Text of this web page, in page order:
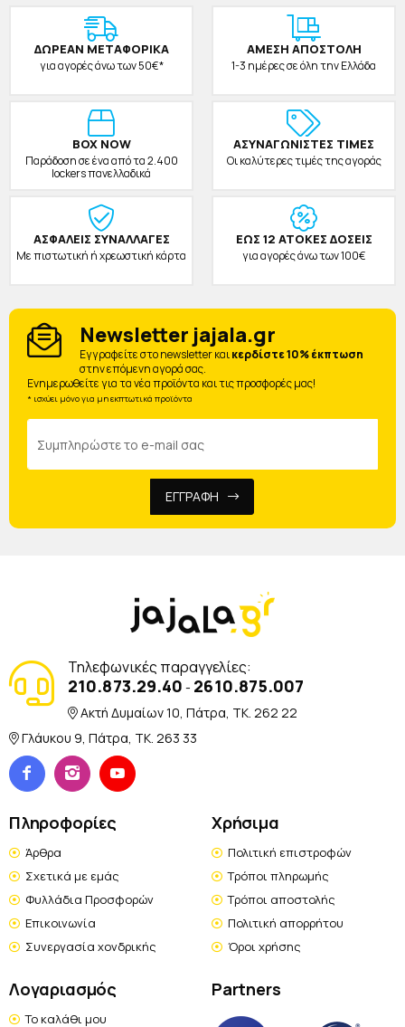
ΔΩΡΕAΝ ΜΕΤΑΦΟΡΙΚΑ
για αγορές άνω των 50€*
ΑΜΕΣΗ ΑΠΟΣΤΟΛΗ
1-3 ημέρες σε όλη την Ελλάδα
BOX NOW
Παράδοση σε ένα από τα 2.400
lockers πανελλαδικά
ΑΣΥΝΑΓΩΝΙΣΤΕΣ ΤΙΜΕΣ
Οι καλύτερες τιμές της αγοράς
ΑΣΦΑΛΕΙΣ ΣΥΝΑΛΛΑΓΕΣ
Με πιστωτική ή χρεωστική κάρτα
ΕΩΣ 12 ΑΤΟΚΕΣ ΔΟΣΕΙΣ
για αγορές άνω των 100€
Newsletter jajala.gr
Eγγραφείτε στο newsletter καικερδίστε 10% έκπτωση
στην επόμενη αγορά σας.
Ενημερωθείτε για τα νέα προϊόντα και τις προσφορές μας!
* ισχύει μόνο για μη εκπτωτικά προϊόντα
ΕΓΓΡΑΦΗ
Τηλεφωνικές παραγγελίες:
210.873.29.40 - 2610.875.007
Ακτή Δυμαίων 10, Πάτρα, TK. 262 22
Γλάυκου 9, Πάτρα, TK. 263 33
Πληροφορίες
Άρθρα
Σχετικά με εμάς
Φυλλάδια Προσφορών
Επικοινωνία
Συνεργασία χονδρικής
Χρήσιμα
Πολιτική επιστροφών
Τρόποι πληρωμής
Τρόποι αποστολής
Πολιτική απορρήτου
Όροι χρήσης
Λογαριασμός
Το καλάθι μου
Partners